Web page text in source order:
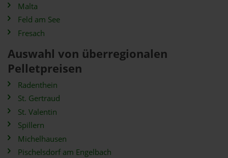
Malta
Feld am See
Fresach
Auswahl von überregionalen
Pelletpreisen
Radenthein
St. Gertraud
St. Valentin
Spillern
Michelhausen
Pischelsdorf am Engelbach